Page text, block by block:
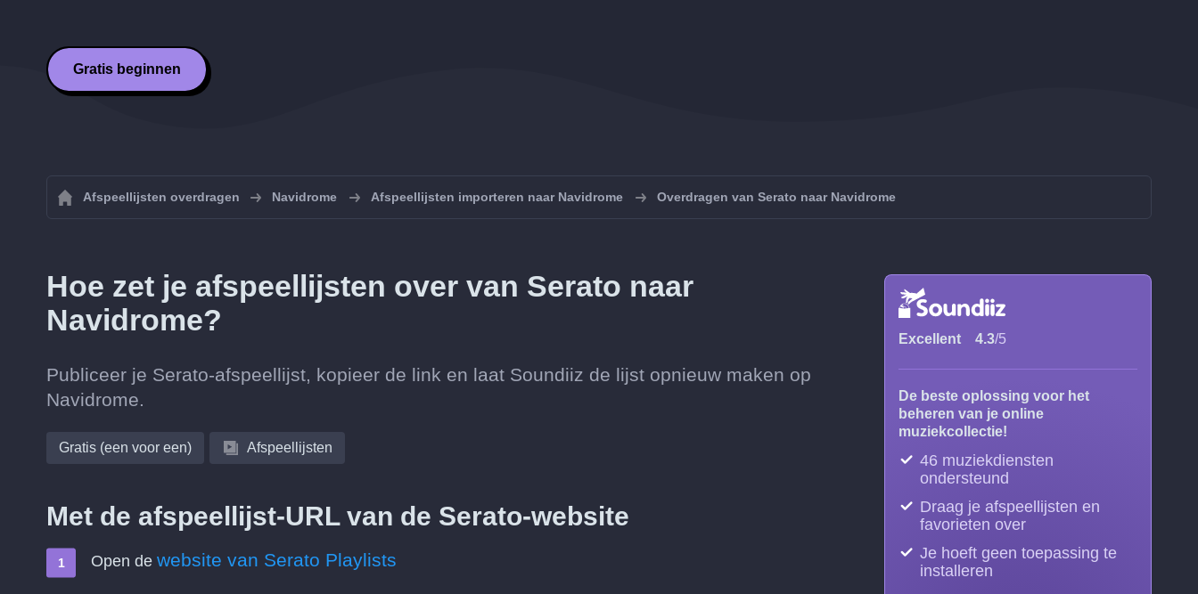
Gratis beginnen
Afspeellijsten overdragen Navidrome Afspeellijsten importeren naar Navidrome Overdragen van Serato naar Navidrome
Hoe zet je afspeellijsten over van Serato naar
Navidrome?
Publiceer je Serato-afspeellijst, kopieer de link en laat Soundiiz de lijst opnieuw maken op
Navidrome.
Gratis (een voor een) Afspeellijsten
Met de afspeellijst-URL van de Serato-website
Open de website van Serato Playlists
Excellent 4.3/5
De beste oplossing voor het
beheren van je online
muziekcollectie!
46 muziekdiensten
ondersteund
Draag je afspeellijsten en
favorieten over
Je hoeft geen toepassing te
installeren